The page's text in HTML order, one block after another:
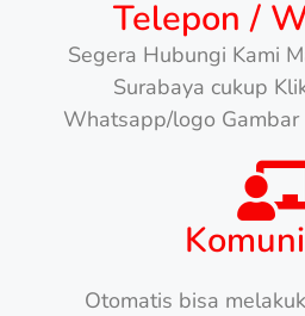
Telepon /
Segera Hubungi Kami
Surabaya cukup
Whatsapp/logo
Otomatis bisa